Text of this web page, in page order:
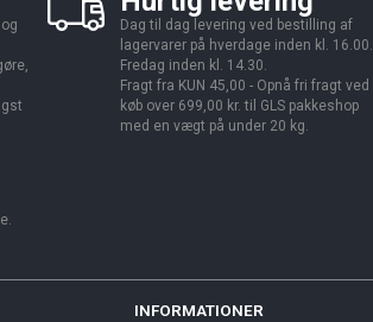
Dag til dag levering ved bestilling af
lagervarer på hverdage inden kl. 16.00.
Fredag inden kl. 14.30.
Fragt fra KUN 45,00 - Opnå fri fragt ved
køb over 699,00 kr. til GLS pakkeshop
med en vægt på under 20 kg.
INFORMATIONER